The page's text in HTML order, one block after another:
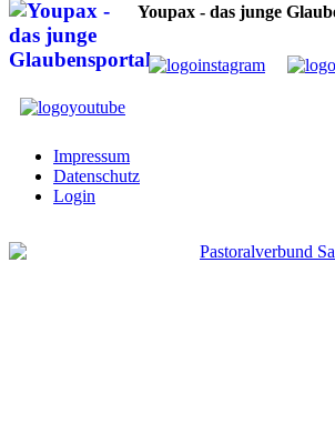
Youpax - das junge
Impressum
Datenschutz
Login